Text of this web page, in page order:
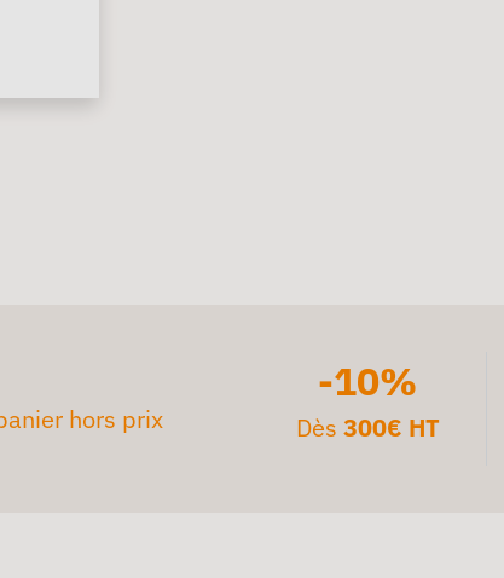
hors prix
-10%
Dès 300€ HT